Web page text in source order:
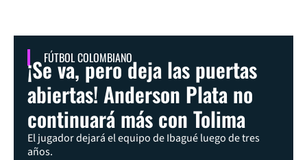
FÚTBOL COLOMBIANO
¡Se va, pero deja las puertas
abiertas! Anderson Plata no
continuará más con Tolima
El jugador dejará el equipo de Ibagué luego de tres
años.